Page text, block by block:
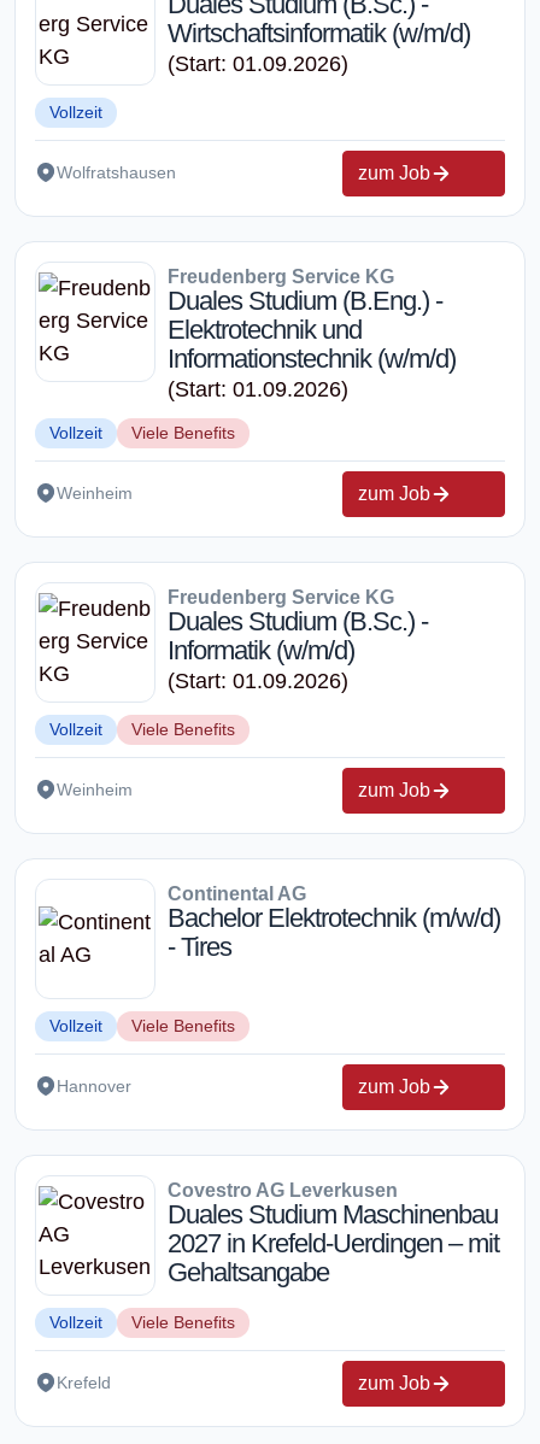
Wirtschaftsinformatik (w/m/d)
(Start: 01.09.2026)
Vollzeit
Wolfratshausen zum Job
Freudenberg Service KG
Duales Studium (B.Eng.) -
Elektrotechnik und
Informationstechnik (w/m/d)
(Start: 01.09.2026)
Vollzeit Viele Benefits
Weinheim zum Job
Freudenberg Service KG
Duales Studium (B.Sc.) -
Informatik (w/m/d)
(Start: 01.09.2026)
Vollzeit Viele Benefits
Weinheim zum Job
Continental AG
Bachelor Elektrotechnik (m/w/d)
- Tires
Vollzeit Viele Benefits
Hannover zum Job
Covestro AG Leverkusen
Duales Studium Maschinenbau
2027 in Krefeld-Uerdingen – mit
Gehaltsangabe
Vollzeit Viele Benefits
Krefeld zum Job